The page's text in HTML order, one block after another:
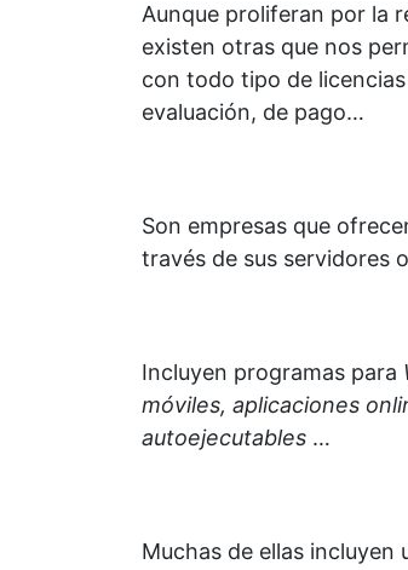
Aunque proliferan por la
existen otras que nos
con todo tipo de
evaluación, de pago…
Son empresas que
través de sus servidores
Incluyen programas para
móviles, aplicaciones
autoejecutables …
Muchas de ellas